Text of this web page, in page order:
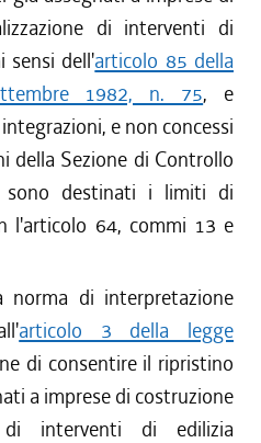
di interventi di
sensi dell'articolo 85 della
1982, n. 75, e
e non concessi
della Sezione di Controllo
sono destinati i limiti di
l'articolo 64, commi 13 e
norma di interpretazione
articolo 3 della legge
di consentire il ripristino
a imprese di costruzione
interventi di edilizia